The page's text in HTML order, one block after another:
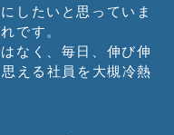
したいと思っていま
です。
なく、毎日、伸び伸
える社員を大槻冷熱